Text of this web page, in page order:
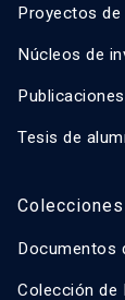
Proyectos
Núcleos de
Tesis de
Documentos
Colección de